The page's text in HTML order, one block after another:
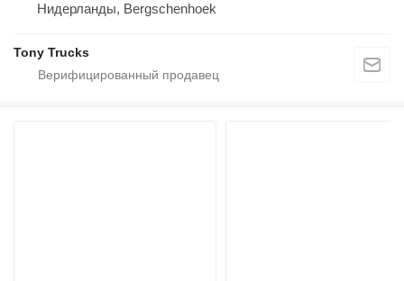
Нидерланды, Bergschenhoek
Tony Trucks